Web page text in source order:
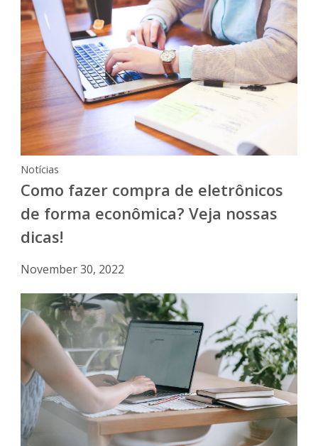
Notícias
Como fazer compra de eletrônicos
de forma econômica? Veja nossas
dicas!
November 30, 2022